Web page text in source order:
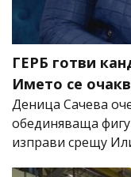
ГЕРБ готви
Името се
Деница Сачева
обединяваща
изправи срещу